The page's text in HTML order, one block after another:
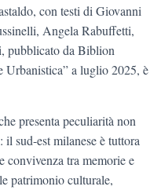
con testi di Giovanni
Angela Rabuffetti,
pubblicato da Biblion
a luglio 2025, è
presenta peculiarità non
sud-est milanese è tuttora
convivenza tra memorie e
patrimonio culturale,